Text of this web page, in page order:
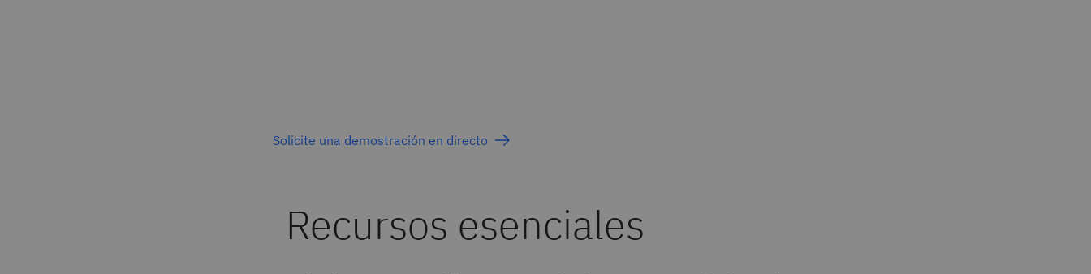
Solicite una demostración en directo